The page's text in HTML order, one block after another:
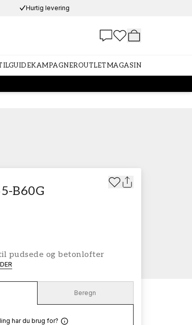
Hurtig levering
KAMPAGNEROUTLETMAGASIN
B60G
pudsede og betonlofter
Beregn
har du brug for?